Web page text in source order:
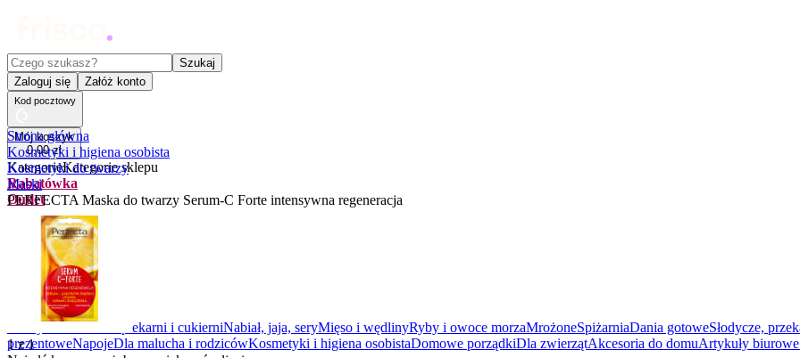
Czego szukasz?
Szukaj
Zaloguj się
Załóż konto
Kod pocztowy
Mój koszyk
0,00 zł
KategorieKategorie sklepu
Rabatówka
Outlet
Promocje
Nowości
Kupony
Dla Biura
Warzywa i owoce Z piekarni i cukierniNabiał, jaja, seryMięso i wędlinyRyby i owoce morzaMrożoneSpiżarniaDania gotoweSłodycze,
prezentoweNapojeDla malucha i rodzicówKosmetyki i higiena osobistaDomowe porządkiDla zwierzątAkcesoria do domuArtykuły
Strona główna
Kosmetyki i higiena osobista
Kosmetyki do twarzy
Maski
PERFECTA Maska do twarzy Serum-C Forte intensywna regeneracja
1z1